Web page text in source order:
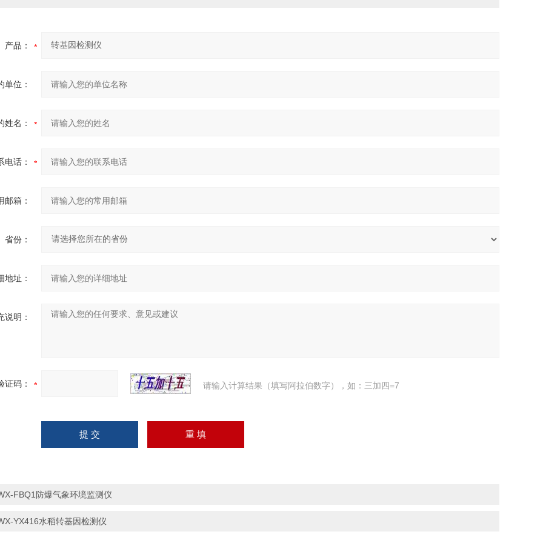
产品：
单位：
姓名：
电话：
邮箱：
省份：
地址：
说明：
证码： 请输入计算结果（填写阿拉伯数字），如：三加四=7
FBQ1防爆气象环境监测仪
YX416水稻转基因检测仪